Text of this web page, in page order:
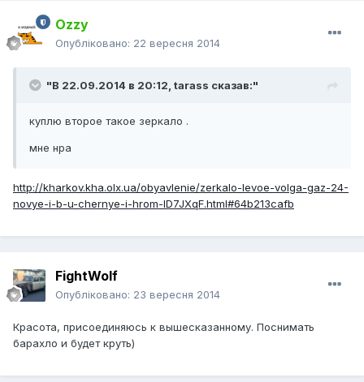
Ozzy
Опубліковано: 22 вересня 2014
"В 22.09.2014 в 20:12, tarass сказав:"
куплю второе такое зеркало .
мне нра
http://kharkov.kha.olx.ua/obyavlenie/zerkalo-levoe-volga-gaz-24-
novye-i-b-u-chernye-i-hrom-ID7JXqF.html#64b213cafb
FightWolf
Опубліковано: 23 вересня 2014
Красота, присоединяюсь к вышесказанному. Поснимать
барахло и будет круть)